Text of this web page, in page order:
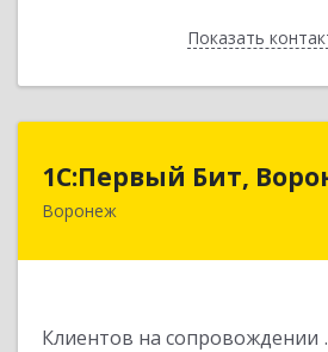
ПоказатьНазад
1С:Первый Бит,
Воронеж
Клиентов на сопровождении
1С:Первый
394006, Воронежская обл,